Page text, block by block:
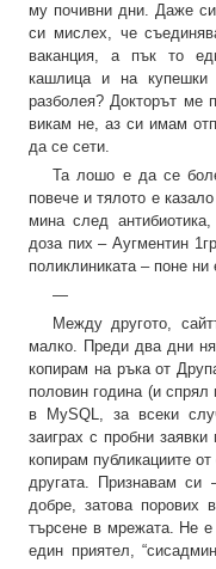
му почивни дни. Даже
си мислех, че
ваканция, а пък то
кашлица и на
разболея? Докторът ме
викам не, аз си имам
да се сети.
Та лошо е да се
повече и тялото е
мина след
доза пих – Аугментин
поликлиниката – поне
—
Между другото,
малко. Преди два дни
копирам на ръка от
половин година (и спрял
в MySQL, за всеки
заиграх с пробни
копирам публикациите
другата. Признавам си
добре, затова порових
търсене в мрежата. Не
един приятел,